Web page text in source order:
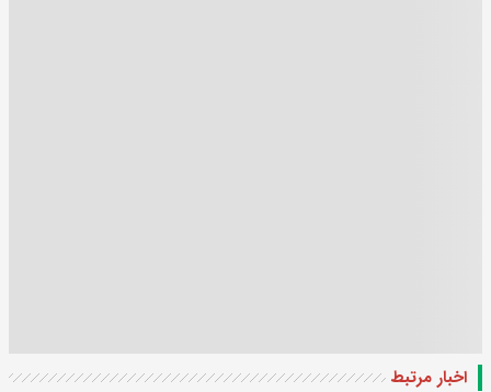
اخبار مرتبط